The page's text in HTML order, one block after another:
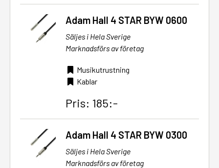
Adam Hall 4 STAR BYW 0600
Säljes i Hela Sverige
Marknadsförs av företag
Musikutrustning
Kablar
Pris: 185:-
Adam Hall 4 STAR BYW 0300
Säljes i Hela Sverige
Marknadsförs av företag